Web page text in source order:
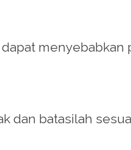
menyebabkan
dan batasilah